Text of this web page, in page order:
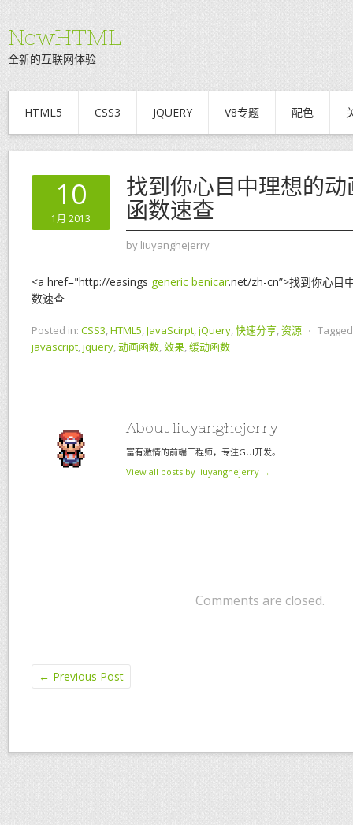
NewHTML
全新的互联网体验
HTML5 CSS3 JQUERY V8专题 配色
10
1月 2013
找到你心目中理想的
函数速查
by liuyanghejerry
<a href="http://easings generic benicar.net/zh-cn”>找到你心目
数速查
Posted in: CSS3,HTML5,JavaScirpt,jQuery,快速分享,资源 ⋅
javascript,jquery,动画函数,效果,缓动函数
About liuyanghejerry
富有激情的前端工程师，专注GUI开发。
View all posts by liuyanghejerry →
Comments are closed.
← Previous Post